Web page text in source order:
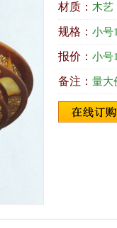
材质： 木艺
规格： 小号
报价： 小号
备注： 量大